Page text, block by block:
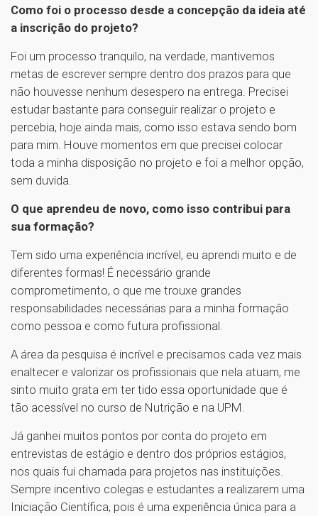
Como foi o processo desde a concepção da ideia até
a inscrição do projeto?
Foi um processo tranquilo, na verdade, mantivemos
metas de escrever sempre dentro dos prazos para que
não houvesse nenhum desespero na entrega. Precisei
estudar bastante para conseguir realizar o projeto e
percebia, hoje ainda mais, como isso estava sendo bom
para mim. Houve momentos em que precisei colocar
toda a minha disposição no projeto e foi a melhor opção,
sem duvida.
O que aprendeu de novo, como isso contribui para
sua formação?
Tem sido uma experiência incrível, eu aprendi muito e de
diferentes formas! É necessário grande
comprometimento, o que me trouxe grandes
responsabilidades necessárias para a minha formação
como pessoa e como futura profissional.
A área da pesquisa é incrível e precisamos cada vez mais
enaltecer e valorizar os profissionais que nela atuam, me
sinto muito grata em ter tido essa oportunidade que é
tão acessível no curso de Nutrição e na UPM.
Já ganhei muitos pontos por conta do projeto em
entrevistas de estágio e dentro dos próprios estágios,
nos quais fui chamada para projetos nas instituições.
Sempre incentivo colegas e estudantes a realizarem uma
Iniciação Científica, pois é uma experiência única para a